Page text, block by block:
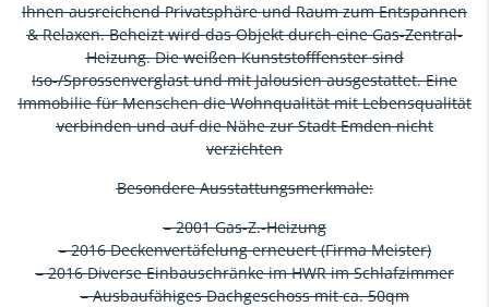
Ihnen ausreichend Privatsphäre und Raum zum Entspannen
& Relaxen. Beheizt wird das Objekt durch eine Gas-Zentral-
Heizung. Die weißen Kunststofffenster sind
Iso-/Sprossenverglast und mit Jalousien ausgestattet. Eine
Immobilie für Menschen die Wohnqualität mit Lebensqualität
verbinden und auf die Nähe zur Stadt Emden nicht
verzichten
Besondere Ausstattungsmerkmale:
– 2001 Gas-Z.-Heizung
– 2016 Deckenvertäfelung erneuert (Firma Meister)
– 2016 Diverse Einbauschränke im HWR im Schlafzimmer
– Ausbaufähiges Dachgeschoss mit ca. 50qm